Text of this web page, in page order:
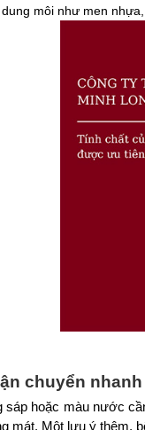
môi như men
chuyển
sáp hoặc màu nước
mát. Một lưu ý thêm,